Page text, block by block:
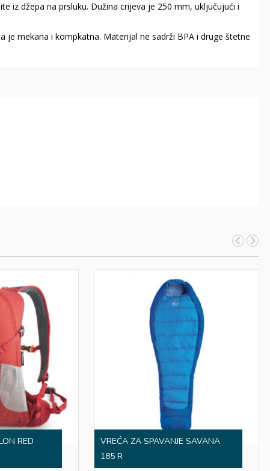
iz džepa na prsluku. Dužina crijeva je 250 mm, uključujući i
je mekana i kompkatna. Materijal ne sadrži BPA i druge štetne
RED
VREĆA ZA SPAVANJE SAVANA
185 R